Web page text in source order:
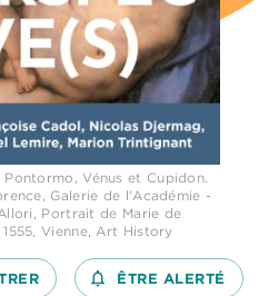
Vénus et Cupidon.
Galerie de l'Académie -
Portrait de Marie de
Vienne, Art History
notifications_none_outlined
ÊTRE ALERTÉ